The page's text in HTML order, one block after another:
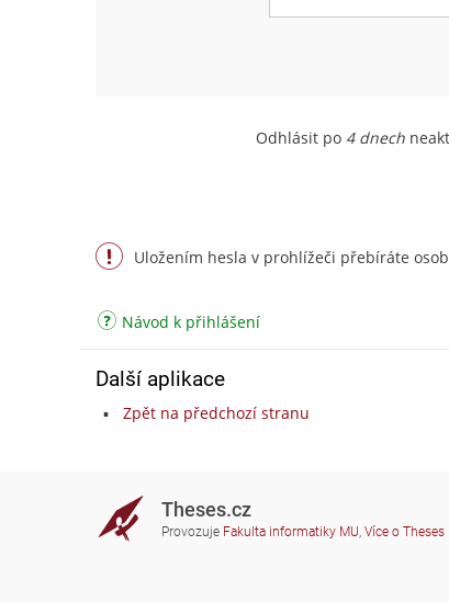
Odhlásit po 4 dnech
Uložením hesla v prohlížeči přebíráte
Návod k přihlášení
Další aplikace
Zpět na předchozí stranu
Theses.cz
Provozuje Fakulta informatiky MU, Více o Theses